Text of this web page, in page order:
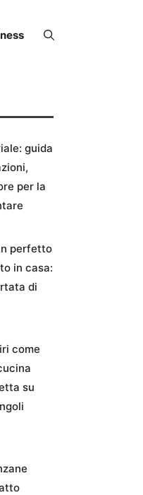
guida
per la
perfetto
in casa:
di
come
su